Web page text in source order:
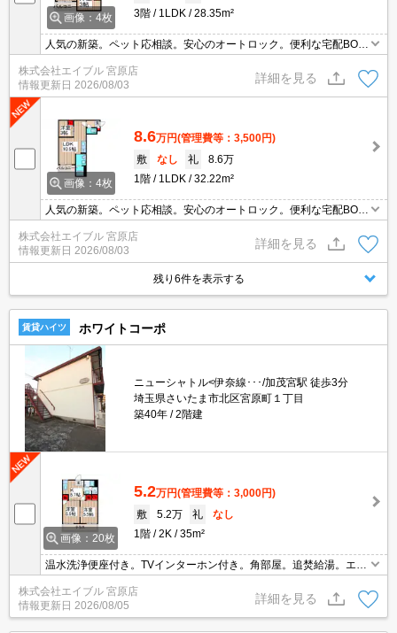
画像：4枚
3階
1LDK 28.35m²
人気の新築。ペット応相談。安心のオートロック。便利な宅配BO
X。設備充実。追い焚き機能付きバス。浴室乾燥機、室内物干し付
きで雨の日も安心です。エコジョーズで省エネ。遮音床。駅まで徒
歩15分圏内!。
株式会社エイブル 宮原店
情報更新日 2026/08/03
詳細を見る
画像：4枚
8.6万円(管理費等：3,500円)
敷
なし 礼
8.6万
1階
1LDK 32.22m²
人気の新築。ペット応相談。安心のオートロック。便利な宅配BO
X。設備充実。追い焚き機能付きバス。浴室乾燥機、室内物干し付
きで雨の日も安心です。エコジョーズで省エネ。遮音床。駅まで徒
歩15分圏内!。
株式会社エイブル 宮原店
情報更新日 2026/08/03
詳細を見る
残り6件を表示する
賃貸ハイツ ホワイトコーポ
ニューシャトル<伊奈線･･･/加茂宮駅 徒歩3分
埼玉県さいたま市北区宮原町１丁目
築40年
2階建
画像：20枚
5.2万円(管理費等：3,000円)
敷
5.2万 礼
なし
1階
2K 35m²
温水洗浄便座付き。TVインターホン付き。角部屋。追焚給湯。エア
コン付き。オール洋室。1階角部屋。最寄り駅まで徒歩3分！。買い
物便利。最新の空室状況はお気軽にお問い合わせ下さい。
株式会社エイブル 宮原店
情報更新日 2026/08/05
詳細を見る